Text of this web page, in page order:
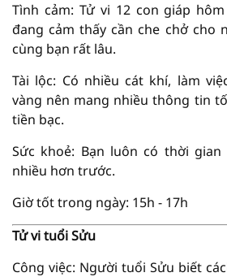
Tình cảm: Tử vi 12 con giáp
đang cảm thấy cần che chở cho
cùng bạn rất lâu.
Tài lộc: Có nhiều cát khí, làm
vàng nên mang nhiều thông tin
tiền bạc.
Sức khoẻ: Bạn luôn có thời
nhiều hơn trước.
Giờ tốt trong ngày: 15h - 17h
Tử vi tuổi Sửu
Công việc: Người tuổi Sửu biết